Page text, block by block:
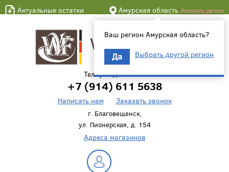
Актуальные остатки Амурская область Изменить регион
Ваш регион Амурская область?
Да Выбрать другой регион
Телефон для связи
+7 (914) 611 5638
Написать нам Заказать звонок
г. Благовещенск,
ул. Пионерская, д. 154
Адреса магазинов